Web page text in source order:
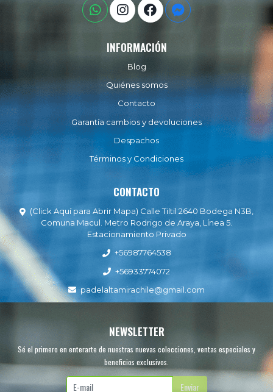
INFORMACIÓN
Blog
Quiénes somos
Contacto
Garantía cambios y devoluciones
Despachos
Términos y Condiciones
CONTACTO
(Click Aquí para Abrir Mapa) Calle Tiltil 2640 Bodega N3B,
Comuna Macul. Metro Rodrigo de Araya, Línea 5.
Estacionamiento Privado
+56987764538
+56933774072
padelaltamirachile@gmail.com
NEWSLETTER
Sé el primero en enterarte de nuestras nuevas colecciones, ventas especiales y
beneficios exclusivos.
Enviar